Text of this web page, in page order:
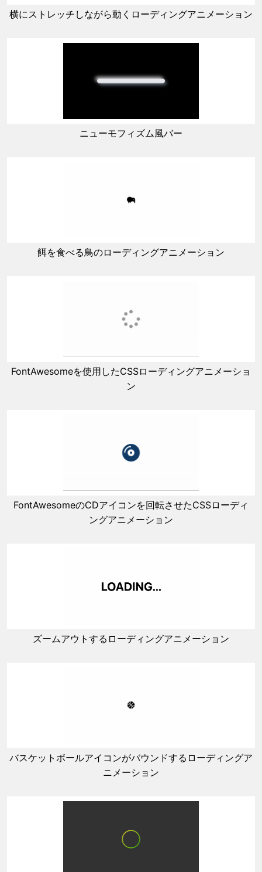
横にストレッチしながら動くローディングアニメーション
ニューモフィズム風バー
餌を食べる鳥のローディングアニメーション
FontAwesomeを使用したCSSローディングアニメーショ
ン
FontAwesomeのCDアイコンを回転させたCSSローディ
ングアニメーション
ズームアウトするローディングアニメーション
バスケットボールアイコンがバウンドするローディングア
ニメーション